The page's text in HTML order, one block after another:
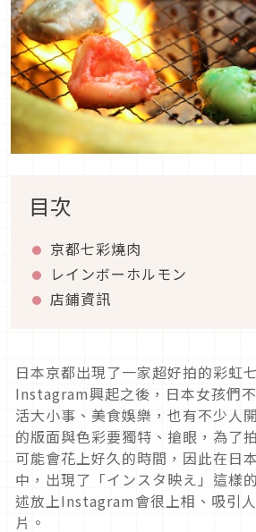
目次
京都七彩燒肉
レインボーホルモン
店鋪資訊
日本京都出現了一家超好拍的彩虹
Instagram興起之後，日本女孩們
活大小事、美食娛樂，也有不少人
的版面與色彩要獨特、搶眼，為了
可能會花上好久的時間，因此在日
中，出現了「インスタ映え」這樣
述放上Instagram會很上相、吸引
片。